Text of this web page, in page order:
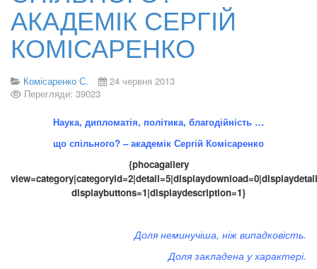
АКАДЕМІК СЕРГІЙ
КОМІСАРЕНКО
Комісаренко С.
24 червня 2013
Перегляди: 39023
Наука, дипломатія, політика, благодійність …
що спільного? –академік Сергій Комісаренко
{phocagallery
displaybuttons=1|displaydescription=1}
Доля неминучіша, ніж випадковість.
Доля закладена у характері.